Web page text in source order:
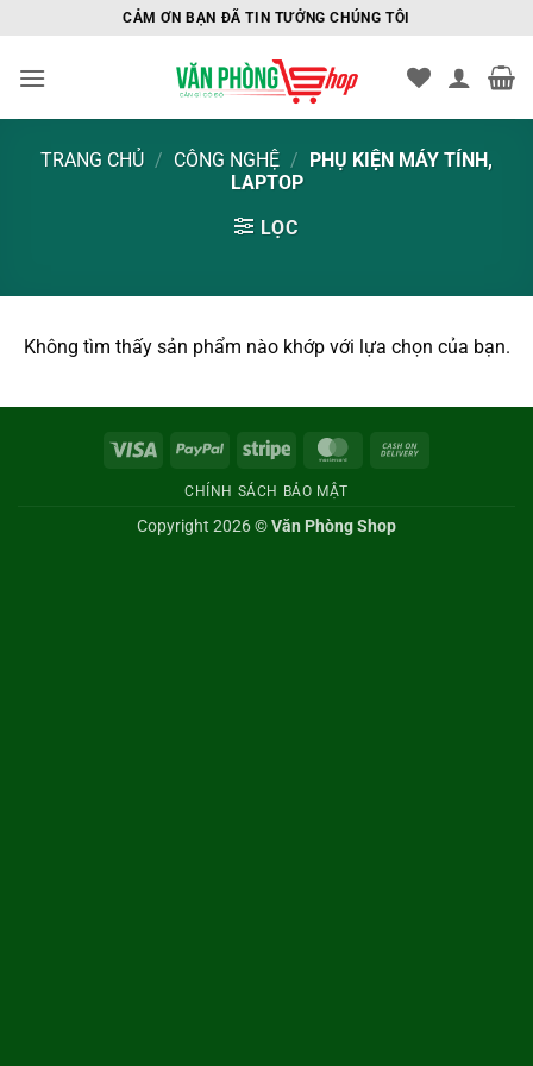
nội
CẢM ƠN BẠN ĐÃ TIN TƯỞNG CHÚNG TÔI
TRANG CHỦ / CÔNG NGHỆ / PHỤ KIỆN MÁY TÍNH,
LAPTOP
LỌC
Không tìm thấy sản phẩm nào khớp với lựa chọn của bạn.
Visa PayPal Stripe MasterCard
CHÍNH SÁCH BẢO MẬT
Copyright 2026 ©Văn Phòng Shop